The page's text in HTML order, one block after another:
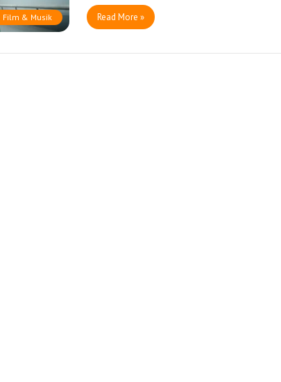
Film & Musik Read More »